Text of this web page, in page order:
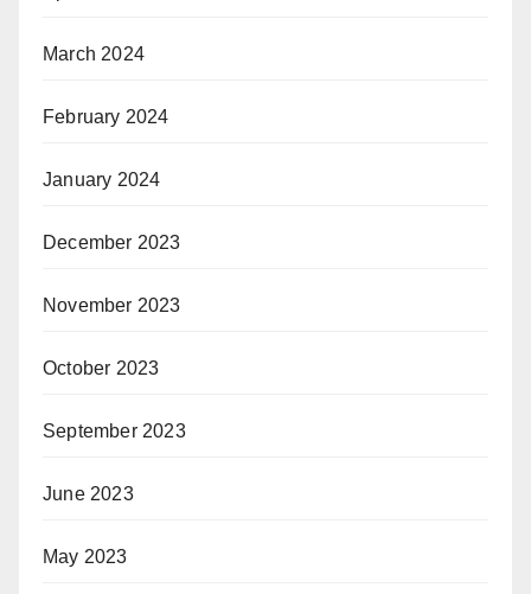
March 2024
February 2024
January 2024
December 2023
November 2023
October 2023
September 2023
June 2023
May 2023